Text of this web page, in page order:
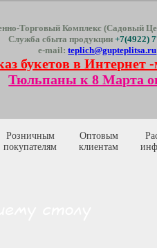
Торговый Комплекс (Садовый
Служба сбыта продукции+7(4922)
e-mail:teplich@gupteplitsa.ru
букетов в Интернет
Тюльпаны к 8 Марта
Розничным
покупателям
Оптовым
клиентам